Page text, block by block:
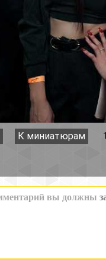
К миниатюрам